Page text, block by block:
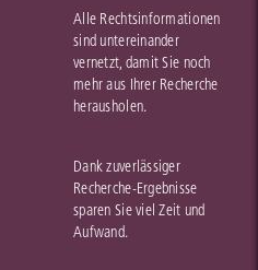
Alle Rechtsinformationen
sind untereinander
vernetzt, damit Sie noch
mehr aus Ihrer Recherche
herausholen.
Dank zuverlässiger
Recherche-Ergebnisse
sparen Sie viel Zeit und
Aufwand.